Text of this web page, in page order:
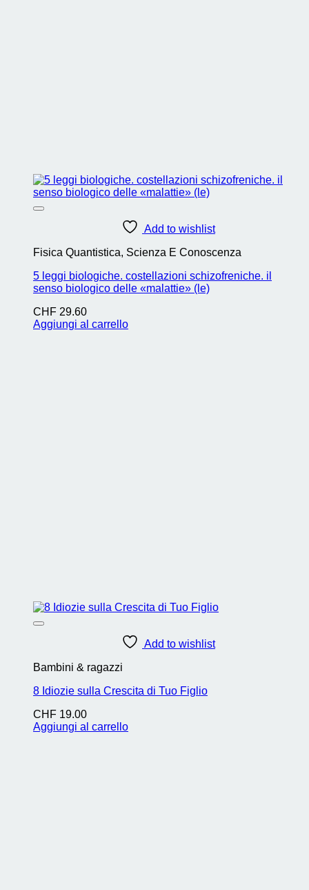
Add to wishlist
Fisica Quantistica, Scienza E Conoscenza
5 leggi biologiche. costellazioni schizofreniche. il
senso biologico delle «malattie» (le)
CHF 29.60
Aggiungi al carrello
Add to wishlist
Bambini & ragazzi
8 Idiozie sulla Crescita di Tuo Figlio
CHF 19.00
Aggiungi al carrello